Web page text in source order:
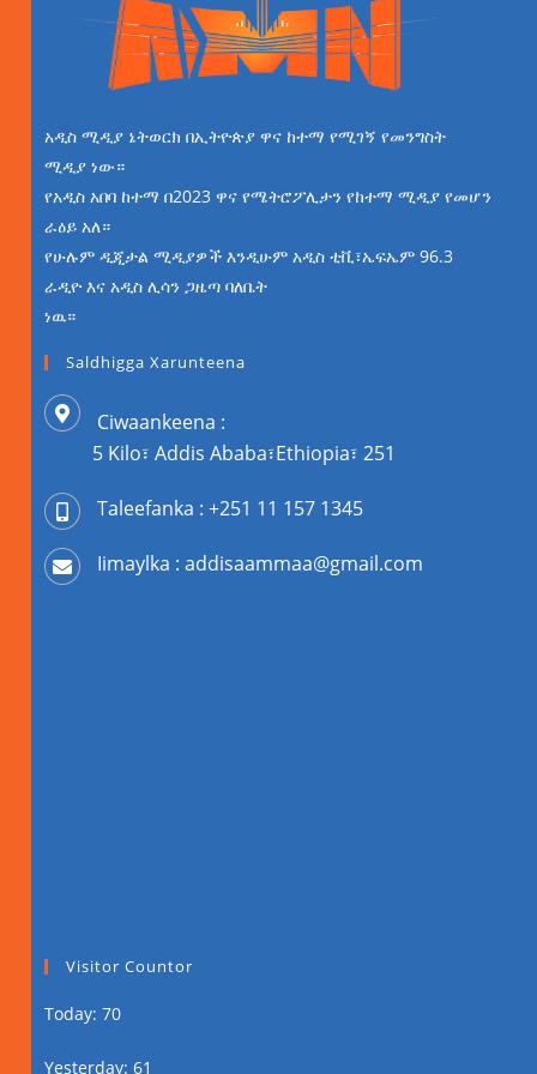
አዲስ ሚዲያ ኔትወርክ በኢትዮጵያ ዋና ከተማ የሚገኝ የመንግስት
ሚዲያ ነው።
የአዲስ አበባ ከተማ በ2023 ዋና የሜትሮፖሊታን የከተማ ሚዲያ የመሆን
ራዕይ አለ።
የሁሉም ዲጂታል ሚዲያዎች እንዲሁም አዲስ ቲቪ፣ኤፍኤም 96.3
ራዲዮ እና አዲስ ሊሳን ጋዜጣ ባለቤት
ነዉ።
Saldhigga Xarunteena
Ciwaankeena :
5 Kilo፣ Addis Ababa፣Ethiopia፣ 251
Taleefanka : +251 11 157 1345
Iimaylka : addisaammaa@gmail.com
Visitor Countor
Today: 70
Yesterday: 61